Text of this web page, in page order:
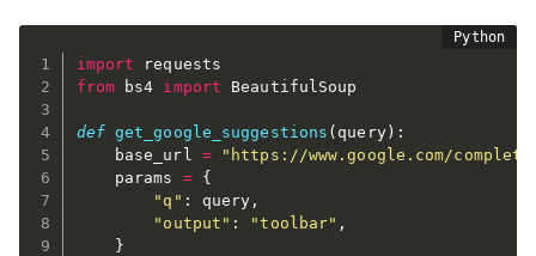
import
from bs4 import BeautifulSoup
def get_google_suggestions ( query) :
    base_url
=
"https://www.google.com/
    params
=
{
"q" : query ,
"output" : "toolbar" ,
}